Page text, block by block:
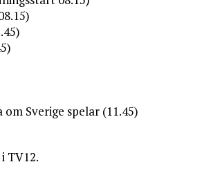
Sverige spelar (11.45)
TV12.